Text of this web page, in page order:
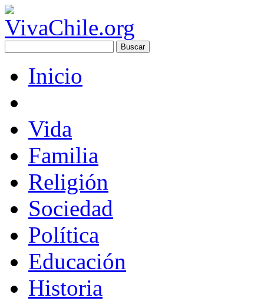
Inicio
Vida
Familia
Religión
Sociedad
Política
Educación
Historia